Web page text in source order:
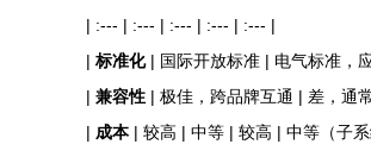
| :--- | :--- | :--- | :--- | :--- |
| 标准化| 国际开放标准 | 电气标准，
| 兼容性 | 极佳，跨品牌互通 | 差，通
| 成本| 较高 | 中等 | 较高 | 中等（子